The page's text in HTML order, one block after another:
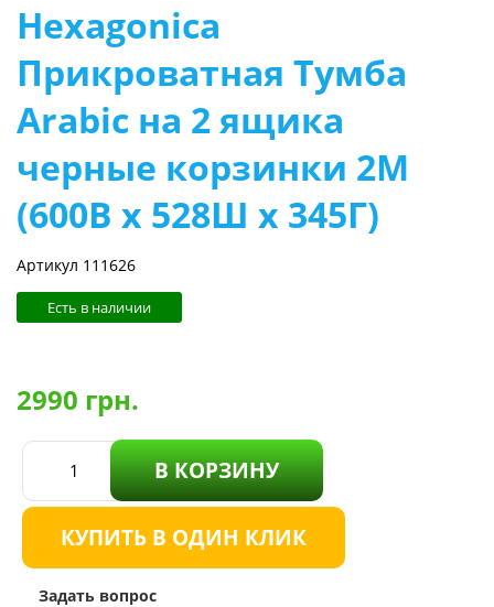
Hexagonica
Прикроватная Тумба
Arabic на 2 ящика
черные корзинки 2М
(600В х 528Ш х 345Г)
Артикул 111626
Есть в наличии
2990 грн.
В КОРЗИНУ
КУПИТЬ В ОДИН КЛИК
Задать вопрос